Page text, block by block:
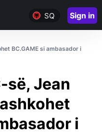
SQ Sign in
BC.GAME si ambasador i
së, Jean
i